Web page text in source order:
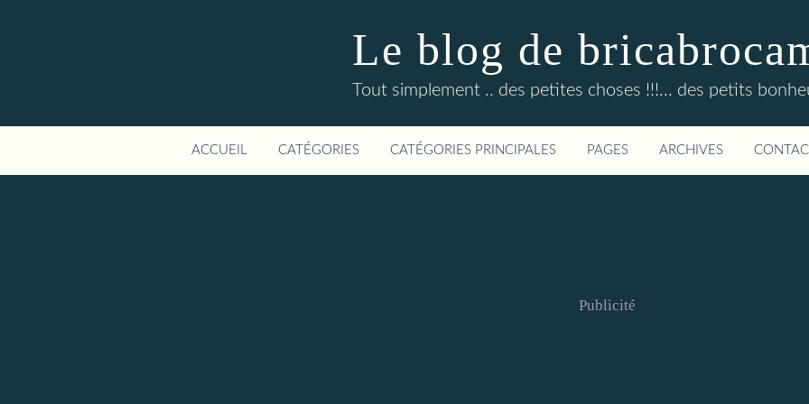
Le blog de
Tout simplement .. des petites choses !!!... des petits
ACCUEIL CATÉGORIES CATÉGORIES PRINCIPALES PAGES ARCHIVES
Publicité